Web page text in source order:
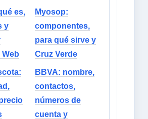
es,
y
Myosop:
componentes,
para qué sirve y
Cruz Verde
BBVA: nombre,
contactos,
números de
cuenta y